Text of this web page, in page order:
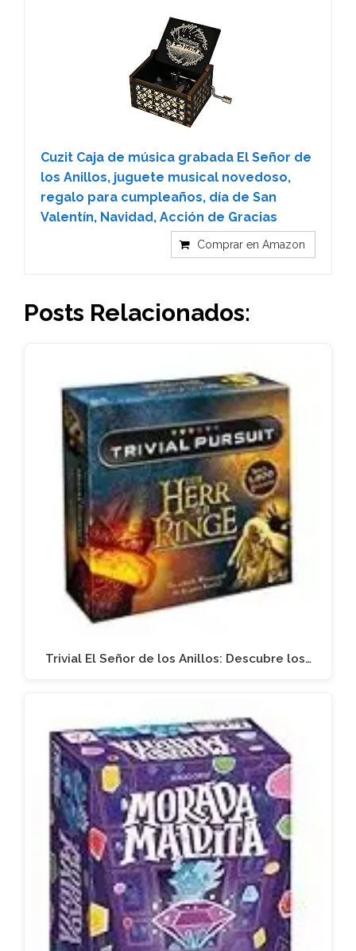
Cuzit Caja de música grabada El Señor de
los Anillos, juguete musical novedoso,
regalo para cumpleaños, día de San
Valentín, Navidad, Acción de Gracias
Comprar en Amazon
Posts Relacionados:
Trivial El Señor de los Anillos: Descubre los…